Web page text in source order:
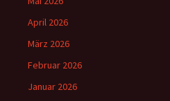
April 2026
März 2026
Februar 2026
Januar 2026